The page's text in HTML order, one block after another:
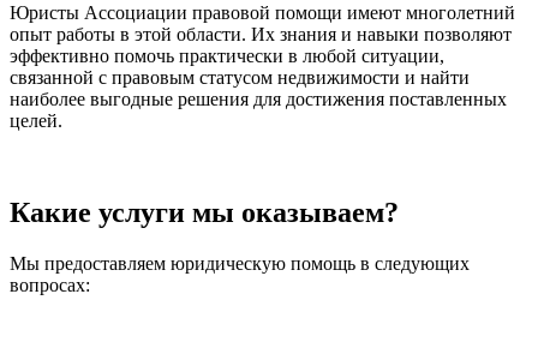
Юристы Ассоциации правовой помощи имеют многолетний
опыт работы в этой области. Их знания и навыки позволяют
эффективно помочь практически в любой ситуации,
связанной с правовым статусом недвижимости и найти
наиболее выгодные решения для достижения поставленных
целей.
Какие услуги мы оказываем?
Мы предоставляем юридическую помощь в следующих
вопросах: